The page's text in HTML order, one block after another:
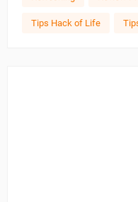
Tips Hack of Life